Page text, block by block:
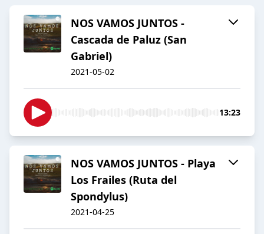
NOS VAMOS JUNTOS -
Cascada de Paluz (San
Gabriel)
2021-05-02
13:23
NOS VAMOS JUNTOS - Playa
Los Frailes (Ruta del
Spondylus)
2021-04-25